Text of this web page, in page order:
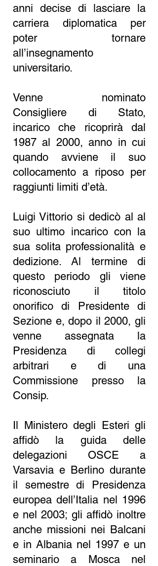
anni decise di lasciare la
carriera diplomatica per
poter tornare
all’insegnamento
universitario.
Venne nominato
Consigliere di Stato,
incarico che ricoprirà dal
1987 al 2000, anno in cui
quando avviene il suo
collocamento a riposo per
raggiunti limiti d’età.
Luigi Vittorio si dedicò al al
suo ultimo incarico con la
sua solita professionalità e
dedizione. Al termine di
questo periodo gli viene
riconosciuto il titolo
onorifico di Presidente di
Sezione e, dopo il 2000, gli
venne assegnata la
Presidenza di collegi
arbitrari e di una
Commissione presso la
Consip.
Il Ministero degli Esteri gli
affidò la guida delle
delegazioni OSCE a
Varsavia e Berlino durante
il semestre di Presidenza
europea dell’Italia nel 1996
e nel 2003; gli affidò inoltre
anche missioni nei Balcani
e in Albania nel 1997 e un
seminario a Mosca nel